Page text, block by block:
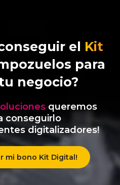
el Kit
para
negocio?
queremos
conseguirlo
digitalizadores!
mi bono Kit Digital!